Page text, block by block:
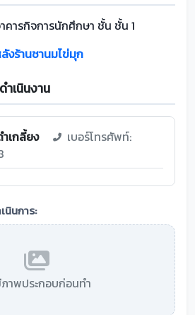
คารกิจการนักศึกษา ชั้น ชั้น 1
งร้านชานมไข่มุก
เนินงาน
เกลี้ยง
เบอร์โทรศัพท์:
นินการ:
าพประกอบก่อนทำ